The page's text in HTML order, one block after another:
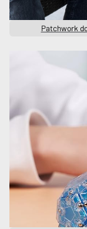
Patchwork